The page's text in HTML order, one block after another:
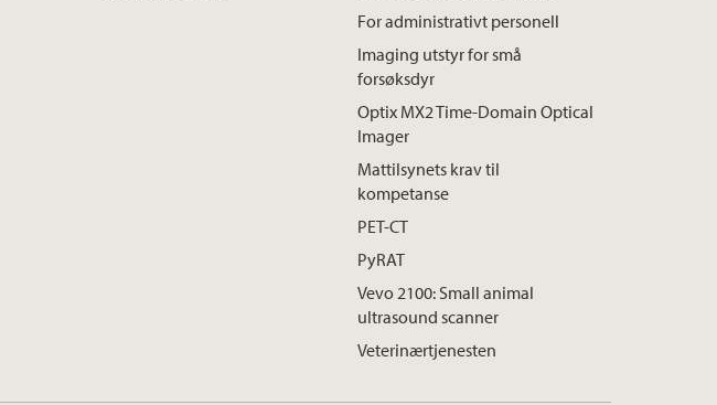
For administrativt personell
Imaging utstyr for små
forsøksdyr
Optix MX2 Time-Domain Optical
Imager
Mattilsynets krav til
kompetanse
PET-CT
PyRAT
Vevo 2100: Small animal
ultrasound scanner
Veterinærtjenesten